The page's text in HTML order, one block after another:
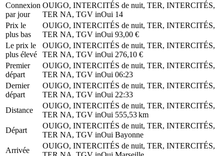
Connexion
par jour
OUIGO, INTERCITÉS de nuit, TER, INTERCITÉS,
TER NA, TGV inOui 14
Prix ​​le
plus bas
OUIGO, INTERCITÉS de nuit, TER, INTERCITÉS,
TER NA, TGV inOui 93,00 €
Le prix le
plus élevé
OUIGO, INTERCITÉS de nuit, TER, INTERCITÉS,
TER NA, TGV inOui 276,10 €
Premier
départ
OUIGO, INTERCITÉS de nuit, TER, INTERCITÉS,
TER NA, TGV inOui 06:23
Dernier
départ
OUIGO, INTERCITÉS de nuit, TER, INTERCITÉS,
TER NA, TGV inOui 22:33
Distance
OUIGO, INTERCITÉS de nuit, TER, INTERCITÉS,
TER NA, TGV inOui 555,53 km
Départ
OUIGO, INTERCITÉS de nuit, TER, INTERCITÉS,
TER NA, TGV inOui Bayonne
Arrivée
OUIGO, INTERCITÉS de nuit, TER, INTERCITÉS,